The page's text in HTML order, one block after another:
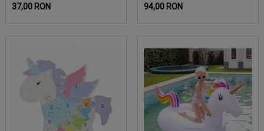
Pret
37,00 RON Pret
94,00 RON